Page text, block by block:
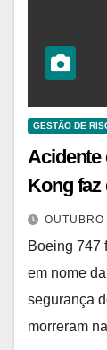
GESTÃO DE
Acidente
Kong
Boeing 747
em nome
segurança
morreram